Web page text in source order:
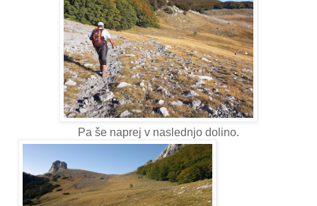
Pa še naprej v naslednjo dolino.